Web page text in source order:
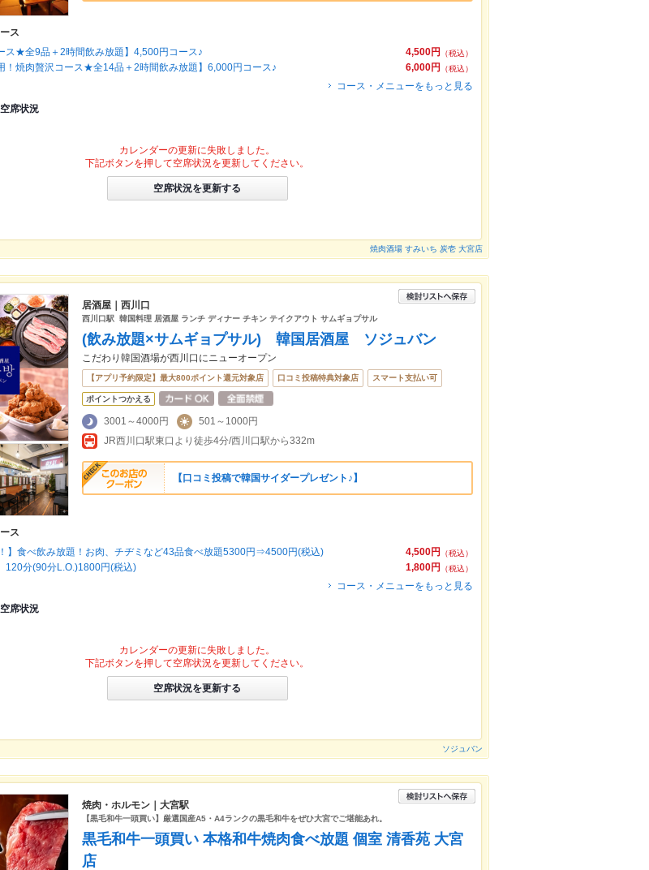
ス
4,500円
（税込）
ス★全9品＋2時間飲み放題】4,500円コース♪
6,000円
（税込）
！焼肉贅沢コース★全14品＋2時間飲み放題】6,000円コース♪
コース・メニューをもっと見る
席状況
カレンダーの更新に失敗しました。
下記ボタンを押して空席状況を更新してください。
空席状況を更新する
焼肉酒場 すみいち 炭壱 大宮店
居酒屋｜西川口
西川口駅 韓国料理 居酒屋 ランチ ディナー チキン テイクアウト サムギョプサル
(飲み放題×サムギョプサル) 韓国居酒屋 ソジュバン
こだわり韓国酒場が西川口にニューオープン
【アプリ予約限定】最大800ポイント還元対象店 口コミ投稿特典対象店 スマート支払い可
ポイントつかえる
3001～4000円
501～1000円
JR西川口駅東口より徒歩4分/西川口駅から332m
【口コミ投稿で韓国サイダープレゼント♪】
ス
4,500円
（税込）
！】食べ飲み放題！お肉、チヂミなど43品食べ放題5300円⇒4500円(税込)
1,800円
（税込）
分(90分L.O.)1800円(税込)
コース・メニューをもっと見る
席状況
カレンダーの更新に失敗しました。
下記ボタンを押して空席状況を更新してください。
空席状況を更新する
ソジュバン
焼肉・ホルモン｜大宮駅
【黒毛和牛一頭買い】厳選国産A5・A4ランクの黒毛和牛をぜひ大宮でご堪能あれ。
黒毛和牛一頭買い 本格和牛焼肉食べ放題 個室 清香苑 大宮
店